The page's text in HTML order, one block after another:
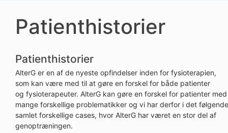
Patienthistorier
Patienthistorier
AlterG er en af de nyeste opfindelser inden for fysioterapien,
som kan være med til at gøre en forskel for både patienter
og fysioterapeuter. AlterG kan gøre en forskel for patienter med
mange forskellige problematikker og vi har derfor i det følgende
samlet forskellige cases, hvor AlterG har været en stor del af
genoptræningen.